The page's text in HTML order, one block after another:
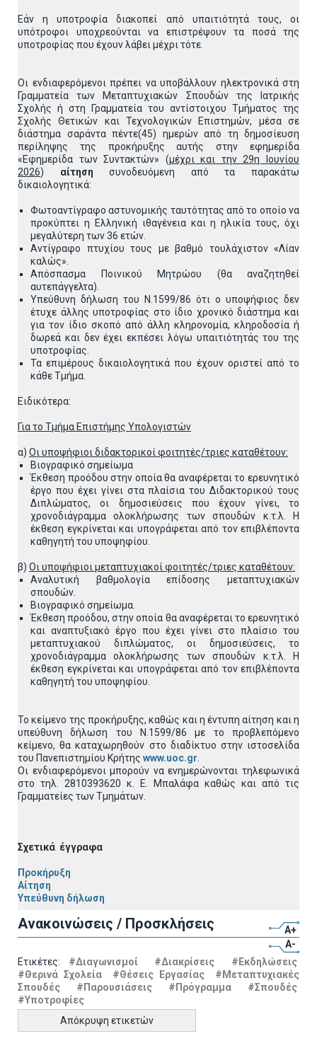
Εάν η υποτροφία διακοπεί από υπαιτιότητά τους, οι
υπότροφοι υποχρεούνται να επιστρέψουν τα ποσά της
υποτροφίας που έχουν λάβει μέχρι τότε.
Οι ενδιαφερόμενοι πρέπει να υποβάλλουν ηλεκτρονικά στη
Γραμματεία των Μεταπτυχιακών Σπουδών της Ιατρικής
Σχολής ή στη Γραμματεία του αντίστοιχου Τμήματος της
Σχολής Θετικών και Τεχνολογικών Επιστημών, μέσα σε
διάστημα σαράντα πέντε(45) ημερών από τη δημοσίευση
περίληψης της προκήρυξης αυτής στην εφημερίδα
«Εφημερίδα των Συντακτών» (μέχρι και την 29η Ιουνίου
2026) αίτηση συνοδευόμενη από τα παρακάτω
δικαιολογητικά:
Φωτοαντίγραφο αστυνομικής ταυτότητας από το οποίο να
προκύπτει η Ελληνική ιθαγένεια και η ηλικία τους, όχι
μεγαλύτερη των 36 ετών.
Αντίγραφο πτυχίου τους με βαθμό τουλάχιστον «Λίαν
καλώς».
Απόσπασμα Ποινικού Μητρώου (θα αναζητηθεί
αυτεπάγγελτα).
Υπεύθυνη δήλωση του Ν.1599/86 ότι ο υποψήφιος δεν
έτυχε άλλης υποτροφίας στο ίδιο χρονικό διάστημα και
για τον ίδιο σκοπό από άλλη κληρονομία, κληροδοσία ή
δωρεά και δεν έχει εκπέσει λόγω υπαιτιότητάς του της
υποτροφίας.
Τα επιμέρους δικαιολογητικά που έχουν οριστεί από το
κάθε Τμήμα.
Ειδικότερα:
Για το Τμήμα Επιστήμης Υπολογιστών
α) Οι υποψήφιοι διδακτορικοί φοιτητές/τριες καταθέτουν:
Βιογραφικό σημείωμα
Έκθεση προόδου στην οποία θα αναφέρεται το ερευνητικό
έργο που έχει γίνει στα πλαίσια του Διδακτορικού τους
Διπλώματος, οι δημοσιεύσεις που έχουν γίνει, το
χρονοδιάγραμμα ολοκλήρωσης των σπουδών κ.τ.λ. Η
έκθεση εγκρίνεται και υπογράφεται από τον επιβλέποντα
καθηγητή του υποψηφίου.
β) Οι υποψήφιοι μεταπτυχιακοί φοιτητές/τριες καταθέτουν:
Αναλυτική βαθμολογία επίδοσης μεταπτυχιακών
σπουδών.
Βιογραφικό σημείωμα.
Έκθεση προόδου, στην οποία θα αναφέρεται το ερευνητικό
και αναπτυξιακό έργο που έχει γίνει στο πλαίσιο του
μεταπτυχιακού διπλώματος, οι δημοσιεύσεις, το
χρονοδιάγραμμα ολοκλήρωσης των σπουδών κ.τ.λ. Η
έκθεση εγκρίνεται και υπογράφεται από τον επιβλέποντα
καθηγητή του υποψηφίου.
Το κείμενο της προκήρυξης, καθώς και η έντυπη αίτηση και η
υπεύθυνη δήλωση του Ν.1599/86 με το προβλεπόμενο
κείμενο, θα καταχωρηθούν στο διαδίκτυο στην ιστοσελίδα
του Πανεπιστημίου Κρήτης www.uoc.gr
Οι ενδιαφερόμενοι μπορούν να ενημερώνονται τηλεφωνικά
στο τηλ. 2810393620 κ. Ε. Μπαλάφα καθώς και από τις
Γραμματείες των Τμημάτων.
Σχετικά έγγραφα
Προκήρυξη
Αίτηση
Υπεύθυνη δήλωση
Ανακοινώσεις / Προσκλήσεις
A+
A-
Ετικέτες: #Διαγωνισμοί #Διακρίσεις
#Εκδηλώσεις
#Θερινά Σχολεία
#Θέσεις Εργασίας
#Μεταπτυχιακές
Σπουδές
#Παρουσιάσεις #Πρόγραμμα
#Σπουδές
#Υποτροφίες
Απόκρυψη ετικετών